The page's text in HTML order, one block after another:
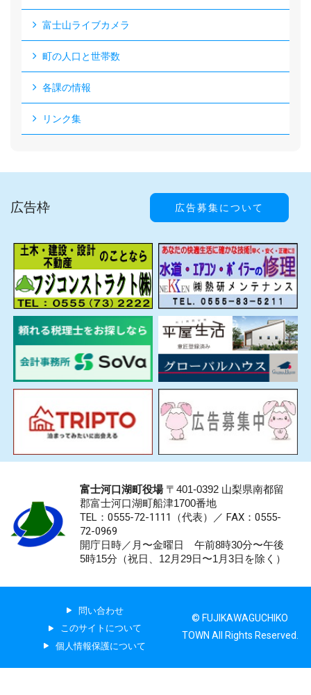
富士山ライブカメラ
町の人口と世帯数
各課の情報
リンク集
広告枠 広告募集について
富士河口湖町役場〒401-0392 山梨県南都留
郡富士河口湖町船津1700番地
TEL：0555-72-1111 （代表）／ FAX：0555-
72-0969
開庁日時／月〜金曜日 午前8時30分〜午後
5時15分（祝日、12月29日〜1月3日を除く）
問い合わせ
このサイトについて
個人情報保護について
© FUJIKAWAGUCHIKO
TOWN All Rights Reserved.